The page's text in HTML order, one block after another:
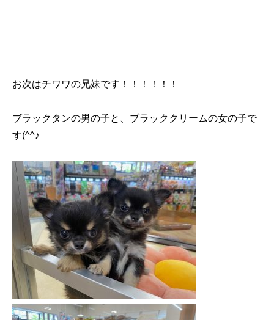
お次はチワワの兄妹です！！！！！！
ブラックタンの男の子と、ブラッククリームの女の子で
す(^^♪